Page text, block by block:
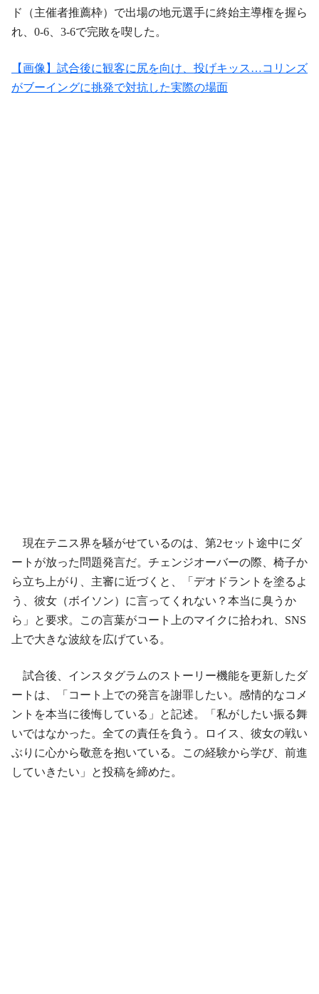
ド（主催者推薦枠）で出場の地元選手に終始主導権を握ら
れ、0-6、3-6で完敗を喫した。
【画像】試合後に観客に尻を向け、投げキッス…コリンズ
がブーイングに挑発で対抗した実際の場面
現在テニス界を騒がせているのは、第2セット途中にダ
ートが放った問題発言だ。チェンジオーバーの際、椅子か
ら立ち上がり、主審に近づくと、「デオドラントを塗るよ
う、彼女（ボイソン）に言ってくれない？本当に臭うか
ら」と要求。この言葉がコート上のマイクに拾われ、SNS
上で大きな波紋を広げている。
試合後、インスタグラムのストーリー機能を更新したダ
ートは、「コート上での発言を謝罪したい。感情的なコメ
ントを本当に後悔している」と記述。「私がしたい振る舞
いではなかった。全ての責任を負う。ロイス、彼女の戦い
ぶりに心から敬意を抱いている。この経験から学び、前進
していきたい」と投稿を締めた。